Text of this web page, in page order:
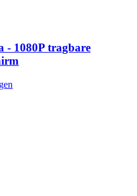
- 1080P tragbare